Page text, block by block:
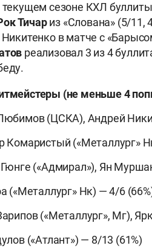
сезоне КХЛ
Тичариз «Слована» (5/11,
Никитенко в матче с
реализовал 3 из 4
(не меньше 4
(ЦСКА), Андрей
Комаристый («Металлург»
(«Адмирал»), Ян
(«Металлург» Нк) — 4/6
(«Металлург», Мг),
(«Атлант») — 8/13 (61%)